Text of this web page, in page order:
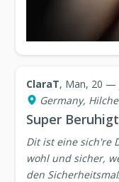
ClaraT, Man, 20 —
Germany,
Super
Dit ist eine sich're
wohl und sicher,
den